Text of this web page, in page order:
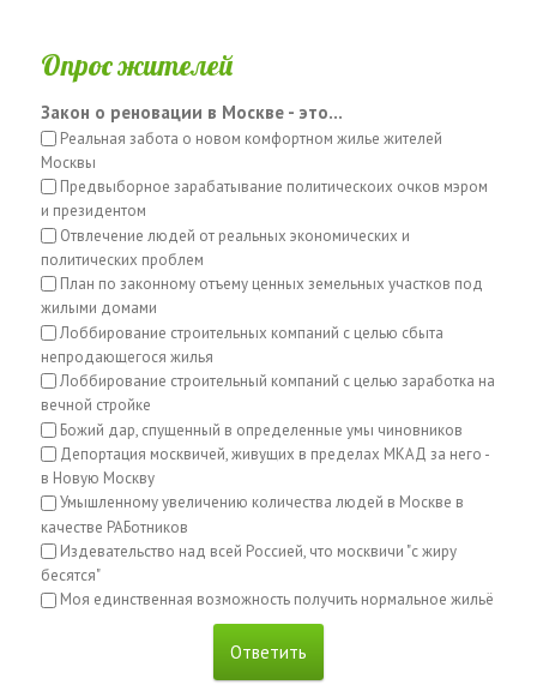
Опрос жителей
Закон о реновации в Москве - это...
Реальная забота о новом комфортном жилье жителей
Москвы
Предвыборное зарабатывание политическоих очков мэром
и президентом
Отвлечение людей от реальных экономических и
политических проблем
План по законному отъему ценных земельных участков под
жилыми домами
Лоббирование строительных компаний с целью сбыта
непродающегося жилья
Лоббирование строительный компаний с целью заработка на
вечной стройке
Божий дар, спущенный в определенные умы чиновников
Депортация москвичей, живущих в пределах МКАД за него -
в Новую Москву
Умышленному увеличению количества людей в Москве в
качестве РАБотников
Издевательство над всей Россией, что москвичи "с жиру
бесятся"
Моя единственная возможность получить нормальное жильё